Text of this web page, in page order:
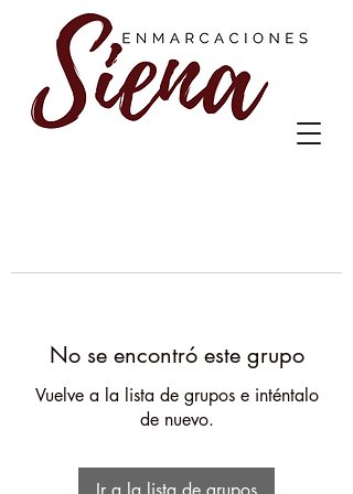
No se encontró este grupo
Vuelve a la lista de grupos e inténtalo
de nuevo.